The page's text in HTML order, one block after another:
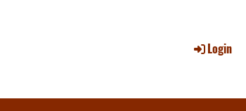
Login